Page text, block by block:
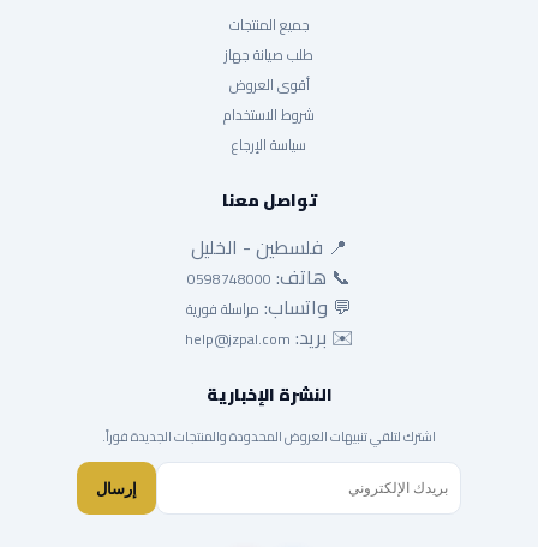
جميع المنتجات
طلب صيانة جهاز
أقوى العروض
شروط الاستخدام
سياسة الإرجاع
تواصل معنا
📍 فلسطين - الخليل
📞 هاتف: 0598748000
💬 واتساب: مراسلة فورية
✉️ بريد: help@jzpal.com
النشرة الإخبارية
اشترك لتلقي تنبيهات العروض المحدودة والمنتجات الجديدة فوراً.
إرسال